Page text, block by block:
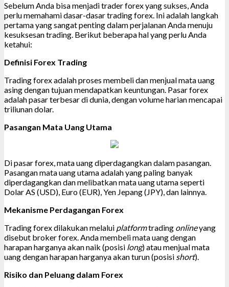
Sebelum Anda bisa menjadi trader forex yang sukses, Anda
perlu memahami dasar-dasar trading forex. Ini adalah langkah
pertama yang sangat penting dalam perjalanan Anda menuju
kesuksesan trading. Berikut beberapa hal yang perlu Anda
ketahui:
Definisi Forex Trading
Trading forex adalah proses membeli dan menjual mata uang
asing dengan tujuan mendapatkan keuntungan. Pasar forex
adalah pasar terbesar di dunia, dengan volume harian mencapai
triliunan dolar.
Pasangan Mata Uang Utama
Di pasar forex, mata uang diperdagangkan dalam pasangan.
Pasangan mata uang utama adalah yang paling banyak
diperdagangkan dan melibatkan mata uang utama seperti
Dolar AS (USD), Euro (EUR), Yen Jepang (JPY), dan lainnya.
Mekanisme Perdagangan Forex
Trading forex dilakukan melalui platformtrading onlineyang
disebut broker forex. Anda membeli mata uang dengan
harapan harganya akan naik (posisi long) atau menjual mata
uang dengan harapan harganya akan turun (posisi short).
Risiko dan Peluang dalam Forex